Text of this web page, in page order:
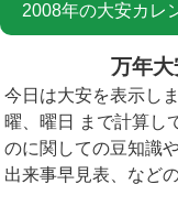
2008年の大安カレ
万年
今日は大安を表示し
曜、曜日 まで計算し
のに関しての豆知識
出来事早見表、など